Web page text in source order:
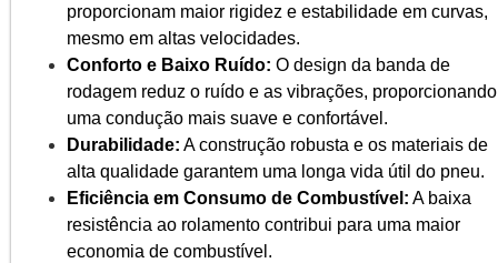
proporcionam maior rigidez e estabilidade em curvas,
mesmo em altas velocidades.
Conforto e Baixo Ruído: O design da banda de
rodagem reduz o ruído e as vibrações, proporcionando
uma condução mais suave e confortável.
Durabilidade: A construção robusta e os materiais de
alta qualidade garantem uma longa vida útil do pneu.
Eficiência em Consumo de Combustível: A baixa
resistência ao rolamento contribui para uma maior
economia de combustível.